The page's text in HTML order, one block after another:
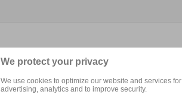
We protect your privacy
We use cookies to optimize our website and services for
advertising, analytics and to improve security.